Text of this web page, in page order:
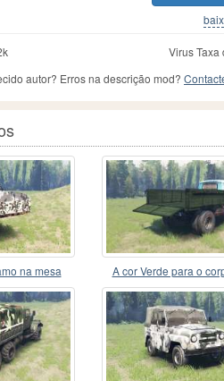
Virus Taxa
autor? Erros na descrição mod?
na mesa
A cor Verde para o
130